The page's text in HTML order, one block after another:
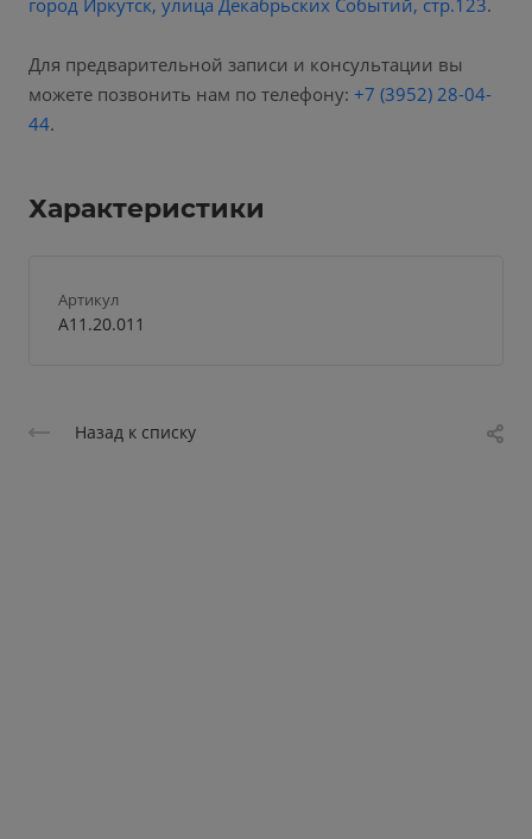
город Иркутск, улица Декабрьских Событий, стр.123.
Для предварительной записи и консультации вы
можете позвонить нам по телефону: +7 (3952) 28-04-
44.
Характеристики
Артикул
А11.20.011
Назад к списку